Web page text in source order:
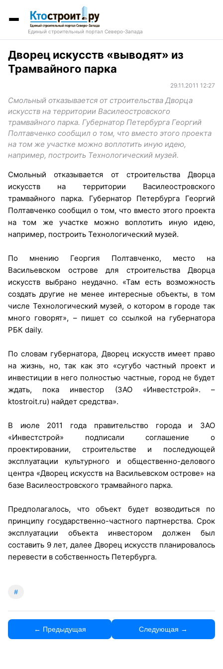
Единый строительный портал Северо-Запада
Дворец искусств «выводят» из
Трамвайного парка
29.11.2011 12:27
Смольный отказывается от строительства Дворца
искусств на территории Василеостровского
трамвайного парка. Губернатор Петербурга Георгий
Полтавченко сообщил о том, что вместо этого проекта
на том же участке можно воплотить иную идею,
например, построить Технологический музей.
Смольный отказывается от строительства Дворца
искусств на территории Василеостровского
трамвайного парка. Губернатор Петербурга Георгий
Полтавченко сообщил о том, что вместо этого проекта
на том же участке можно воплотить иную идею,
например, построить Технологический музей.
По мнению Георгия Полтавченко, место на
Васильевском острове для строительства Дворца
искусств выбрано неудачно. «Там есть возможность
создать другие не менее интересные объекты, в том
числе Технологический музей, о котором в городе так
много говорят», – пишет со ссылкой на губернатора
РБК daily.
По словам губернатора, Дворец искусств имеет право
на жизнь, но, так как это «сугубо частный проект и
инвестиции в него полностью частные, город не будет
ждать, пока инвестор (ЗАО «Инвестстрой». –
ktostroit.ru) найдет средства».
В июле 2011 года правительство города и ЗАО
«Инвестстрой» подписали соглашение о
проектировании, строительстве и последующей
эксплуатации культурного и общественно-делового
центра «Дворец искусств на Васильевском острове» на
базе Василеостровского трамвайного парка.
Предполагалось, что объект будет возводиться по
принципу государственно-частного партнерства. Срок
эксплуатации объекта инвестором должен был
составить 9 лет, далее Дворец искусств планировалось
перевести в собственность Петербурга.
#
← Предыдущая Следующая →